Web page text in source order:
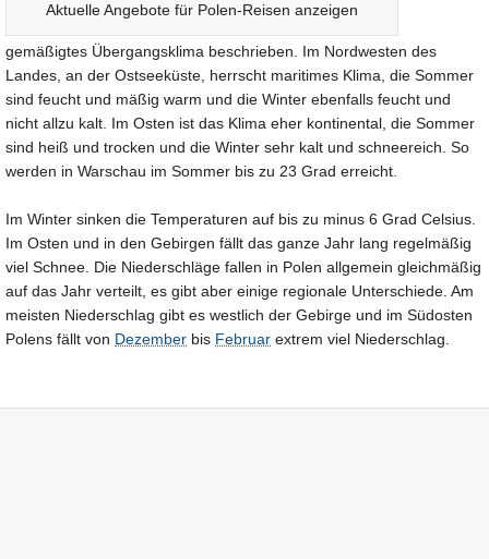
Aktuelle Angebote für Polen-Reisen anzeigen
gemäßigtes Übergangsklima beschrieben. Im Nordwesten des
Landes, an der Ostseeküste, herrscht maritimes Klima, die Sommer
sind feucht und mäßig warm und die Winter ebenfalls feucht und
nicht allzu kalt. Im Osten ist das Klima eher kontinental, die Sommer
sind heiß und trocken und die Winter sehr kalt und schneereich. So
werden in Warschau im Sommer bis zu 23 Grad erreicht.
Im Winter sinken die Temperaturen auf bis zu minus 6 Grad Celsius.
Im Osten und in den Gebirgen fällt das ganze Jahr lang regelmäßig
viel Schnee. Die Niederschläge fallen in Polen allgemein gleichmäßig
auf das Jahr verteilt, es gibt aber einige regionale Unterschiede. Am
meisten Niederschlag gibt es westlich der Gebirge und im Südosten
Polens fällt von Dezember bis Februar extrem viel Niederschlag.